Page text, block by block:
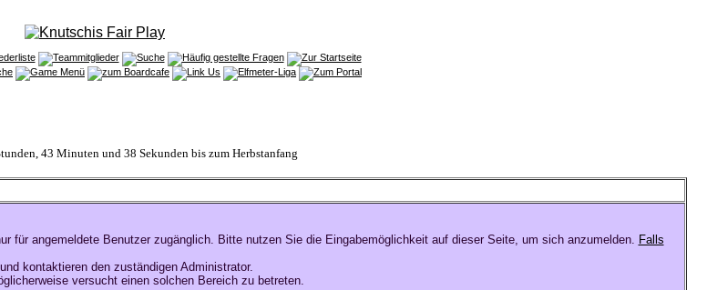
43 Minuten und 38 Sekunden bis zum Herbstanfang
für angemeldete Benutzer zugänglich. Bitte nutzen Sie die Eingabemöglichkeit auf dieser Seite, um sich anzumelden. Falls
kontaktieren den zuständigen Administrator.
versucht einen solchen Bereich zu betreten.